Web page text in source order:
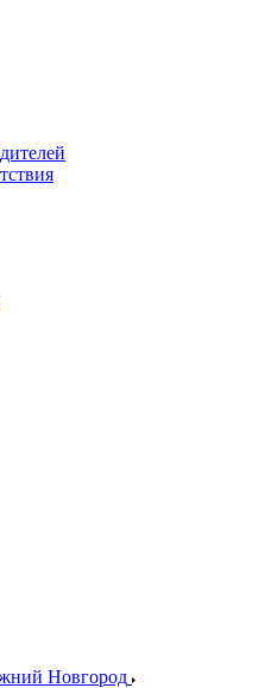
Новгород